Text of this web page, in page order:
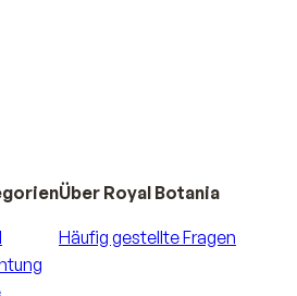
Über Royal Botania
Häufig gestellte Fragen